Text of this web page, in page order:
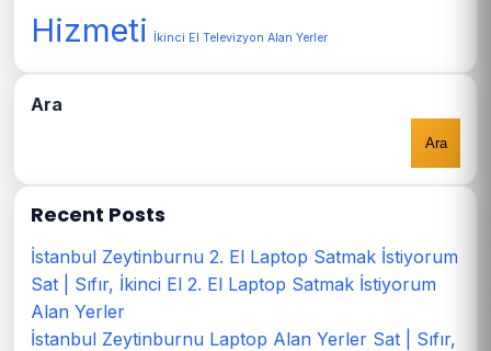
Hizmeti
İkinci El Televizyon Alan Yerler
Ara
Ara
Recent Posts
İstanbul Zeytinburnu 2. El Laptop Satmak İstiyorum
Sat | Sıfır, İkinci El 2. El Laptop Satmak İstiyorum
Alan Yerler
İstanbul Zeytinburnu Laptop Alan Yerler Sat | Sıfır,